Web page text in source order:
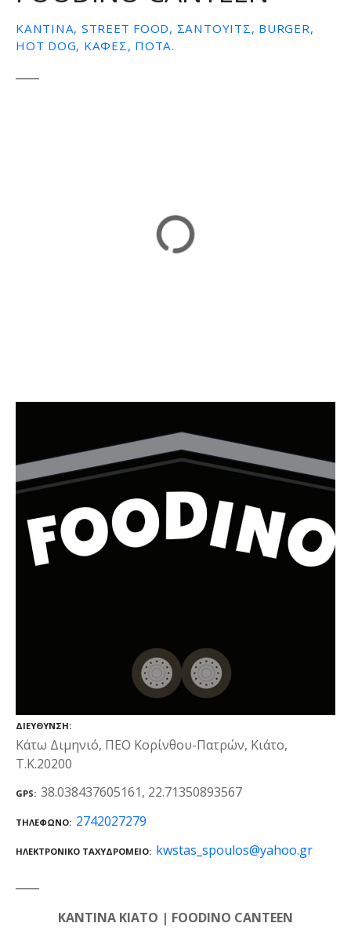
ΚΑΝΤΊΝΑ, STREET FOOD, ΣΆΝΤΟΥΙΤΣ, BURGER,
HOT DOG, ΚΑΦΈΣ, ΠΟΤΆ.
ΔΙΕΎΘΥΝΣΗ
Κάτω Διμηνιό, ΠΕΟ Κορίνθου-Πατρών, Κιάτο,
Τ.Κ.20200
GPS 38.038437605161, 22.71350893567
ΤΗΛΈΦΩΝΟ 2742027279
ΗΛΕΚΤΡΟΝΙΚΌ ΤΑΧΥΔΡΟΜΕΊΟ kwstas_spoulos@yahoo.gr
ΚΑΝΤΙΝΑ ΚΙΑΤΟ | FOODINO CANTEEN